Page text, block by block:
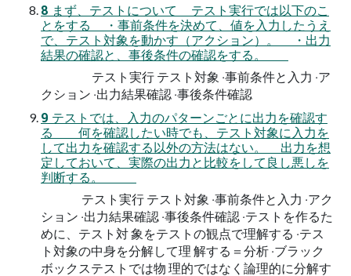
8 まず、テストについて テスト実行では以下のこ
とをする ・事前条件を決めて、値を入力したうえ
で、テスト対象を動かす（アクション）。 ・出力
結果の確認と、事後条件の確認をする。
テスト実行 テスト対象 ‧事前条件と⼊⼒ ‧ア
クション ‧出⼒結果確認 ‧事後条件確認
9 テストでは、入力のパターンごとに出力を確認す
る 何を確認したい時でも、テスト対象に入力を
して出力を確認する以外の方法はない。 出力を想
定しておいて、実際の出力と比較をして良し悪しを
判断する。
テスト実行 テスト対象 ‧事前条件と⼊⼒ ‧アク
ション ‧出⼒結果確認 ‧事後条件確認 ‧テストを作るた
めに、テスト対 象をテストの観点で理解する ‧テス
ト対象の中⾝を分解して理 解する＝分析 ‧ブラック
ボックステストでは物 理的ではなく論理的に分解す